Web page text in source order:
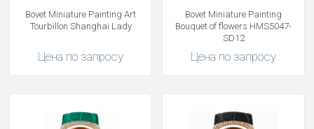
Bovet Miniature Painting Art
Tourbillon Shanghai Lady
Цена по запросу
Bovet Miniature Painting
Bouquet of flowers HMS5047-
SD12
Цена по запросу